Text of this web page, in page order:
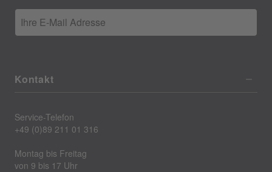
Ihre E-Mail Adresse
Kontakt
Service-Telefon
+49 (0)89 211 01 316
Montag bis Freitag
von 9 bis 17 Uhr